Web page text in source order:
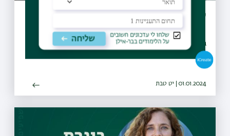
עדו ניב
בוגר תואר שני במנהל עסקים, סא"ל במילואים, מפקד גדוד
התקשוב באוגדה 252
01.01.2024 | יט טבת